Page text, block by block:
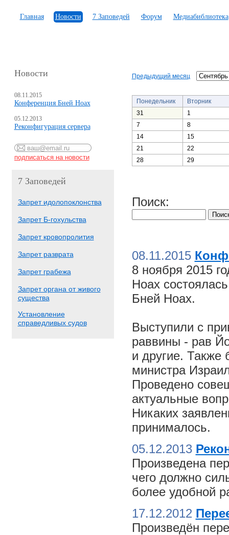
Главная Новости 7 Заповедей Форум Медиабиблиотека
Новости
08.11.2015
Конференция Бней Ноах
05.12.2013
Реконфигурация сервера
7 Заповедей
Запрет идолопоклонства
Запрет Б-гохульства
Запрет кровопролития
Запрет разврата
Запрет грабежа
Запрет органа от живого
существа
Установление
справедливых судов
Предыдущий месяц
Понедельник
Вторник
31
1
7
8
14
15
21
22
28
29
Поиск:
08.11.2015
8 ноября 2015
Ноах
Бней Ноах.
Выступили с
раввины - рав
и другие. Также
министра
Проведено
актуальные
Никаких
принималось.
05.12.2013
Произведена
чего должно
более удобной
17.12.2012
Произведён